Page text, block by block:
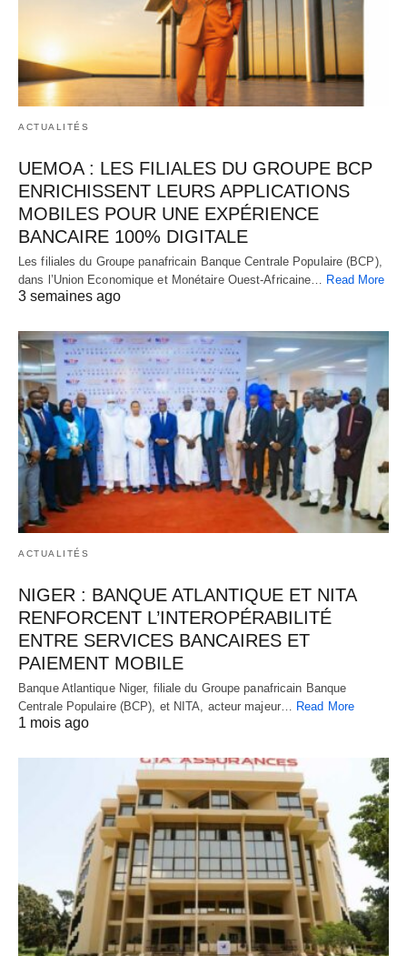
ACTUALITÉS
UEMOA : LES FILIALES DU GROUPE BCP
ENRICHISSENT LEURS APPLICATIONS
MOBILES POUR UNE EXPÉRIENCE
BANCAIRE 100% DIGITALE
Les filiales du Groupe panafricain Banque Centrale Populaire (BCP),
dans l’Union Economique et Monétaire Ouest-Africaine… Read More
3 semaines ago
ACTUALITÉS
NIGER : BANQUE ATLANTIQUE ET NITA
RENFORCENT L’INTEROPÉRABILITÉ
ENTRE SERVICES BANCAIRES ET
PAIEMENT MOBILE
Banque Atlantique Niger, filiale du Groupe panafricain Banque
Centrale Populaire (BCP), et NITA, acteur majeur… Read More
1 mois ago